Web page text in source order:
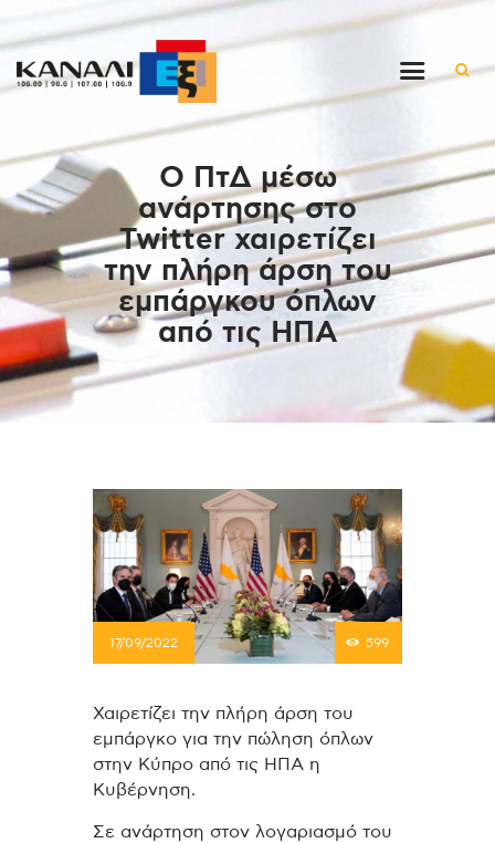
Ο ΠτΔ μέσω
ανάρτησης στο
Twitter χαιρετίζει
την πλήρη άρση του
εμπάργκου όπλων
από τις ΗΠΑ
Αρχική
Εκπομπές
Στον ρυθμό της μέρας
Ένθετα
Διαγωνισμοί/Live Links
Ποιοι είμαστε
Επικοινωνία
17/09/2022 599
Χαιρετίζει την πλήρη άρση του
εμπάργκο για την πώληση όπλων
στην Κύπρο από τις ΗΠΑ η
Κυβέρνηση.
Σε ανάρτηση στον λογαριασμό του